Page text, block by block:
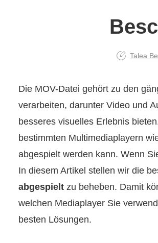
Talea
Die MOV-Datei gehört zu den
verarbeiten, darunter Video und
besseres visuelles Erlebnis
bestimmten Multimediaplayern
abgespielt werden kann. Wenn
In diesem Artikel stellen wir die
abgespielt zu beheben. Damit
welchen Mediaplayer Sie
besten Lösungen.